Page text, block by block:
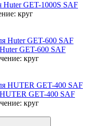
Huter GET-1000S SAF
круг
GET-600 SAF
круг
GET-400 SAF
круг